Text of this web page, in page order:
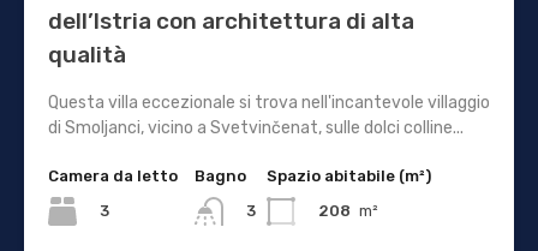
dell’Istria con architettura di alta
qualità
Questa villa eccezionale si trova nell'incantevole villaggio
di Smoljanci, vicino a Svetvinčenat, sulle dolci colline...
Camera da letto
3
Bagno
3
Spazio abitabile (m²)
208 m²